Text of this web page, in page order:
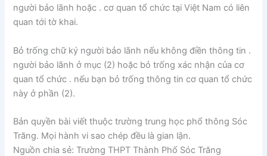
người bảo lãnh hoặc . cơ quan tổ chức tại Việt Nam có liên
quan tới tờ khai.
Bỏ trống chữ ký người bảo lãnh nếu không điền thông tin .
người bảo lãnh ở mục (2) hoặc bỏ trống xác nhận của cơ
quan tổ chức . nếu bạn bỏ trống thông tin cơ quan tổ chức
này ở phần (2).
Bản quyền bài viết thuộc trường trung học phổ thông Sóc
Trăng. Mọi hành vi sao chép đều là gian lận.
Nguồn chia sẻ: Trường THPT Thành Phố Sóc Trăng